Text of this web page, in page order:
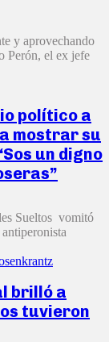
y aprovechando
Perón, el ex jefe
político a
mostrar su
un digno
Sueltos vomitó
brilló a
tuvieron